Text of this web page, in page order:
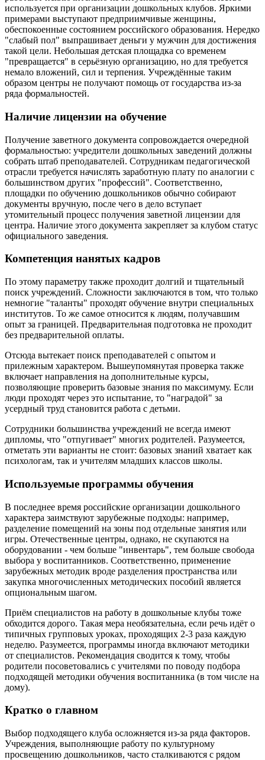
используется при организации дошкольных клубов. Яркими
примерами выступают предприимчивые женщины,
обеспокоенные состоянием российского образования. Нередко
"слабый пол" выпрашивает деньги у мужчин для достижения
такой цели. Небольшая детская площадка со временем
"превращается" в серьёзную организацию, но для требуется
немало вложений, сил и терпения. Учреждённые таким
образом центры не получают помощь от государства из-за
ряда формальностей.
Наличие лицензии на обучение
Получение заветного документа сопровождается очередной
формальностью: учредители дошкольных заведений должны
собрать штаб преподавателей. Сотрудникам педагогической
отрасли требуется начислять заработную плату по аналогии с
большинством других "профессий". Соответственно,
площадки по обучению дошкольников обычно собирают
документы вручную, после чего в дело вступает
утомительный процесс получения заветной лицензии для
центра. Наличие этого документа закрепляет за клубом статус
официального заведения.
Компетенция нанятых кадров
По этому параметру также проходит долгий и тщательный
поиск учреждений. Сложности заключаются в том, что только
немногие "таланты" проходят обучение внутри специальных
институтов. То же самое относится к людям, получавшим
опыт за границей. Предварительная подготовка не проходит
без предварительной оплаты.
Отсюда вытекает поиск преподавателей с опытом и
прилежным характером. Вышеупомянутая проверка также
включает направления на дополнительные курсы,
позволяющие проверить базовые знания по максимуму. Если
люди проходят через это испытание, то "наградой" за
усердный труд становится работа с детьми.
Сотрудники большинства учреждений не всегда имеют
дипломы, что "отпугивает" многих родителей. Разумеется,
отметать эти варианты не стоит: базовых знаний хватает как
психологам, так и учителям младших классов школы.
Используемые программы обучения
В последнее время российские организации дошкольного
характера заимствуют зарубежные подходы: например,
разделение помещений на зоны под отдельные занятия или
игры. Отечественные центры, однако, не скупаются на
оборудовании - чем больше "инвентарь", тем больше свобода
выбора у воспитанников. Соответственно, применение
зарубежных методик вроде разделения пространства или
закупка многочисленных методических пособий является
опциональным шагом.
Приём специалистов на работу в дошкольные клубы тоже
обходится дорого. Такая мера необязательна, если речь идёт о
типичных групповых уроках, проходящих 2-3 раза каждую
неделю. Разумеется, программы иногда включают методики
от специалистов. Рекомендация сводится к тому, чтобы
родители посоветовались с учителями по поводу подбора
подходящей методики обучения воспитанника (в том числе на
дому).
Кратко о главном
Выбор подходящего клуба осложняется из-за ряда факторов.
Учреждения, выполняющие работу по культурному
просвещению дошкольников, часто сталкиваются с рядом